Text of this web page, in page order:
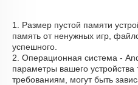
1. Размер пустой памяти
память от ненужных игр,
успешного.
2. Операционная система -
параметры вашего устройства
требованиям, могут быть